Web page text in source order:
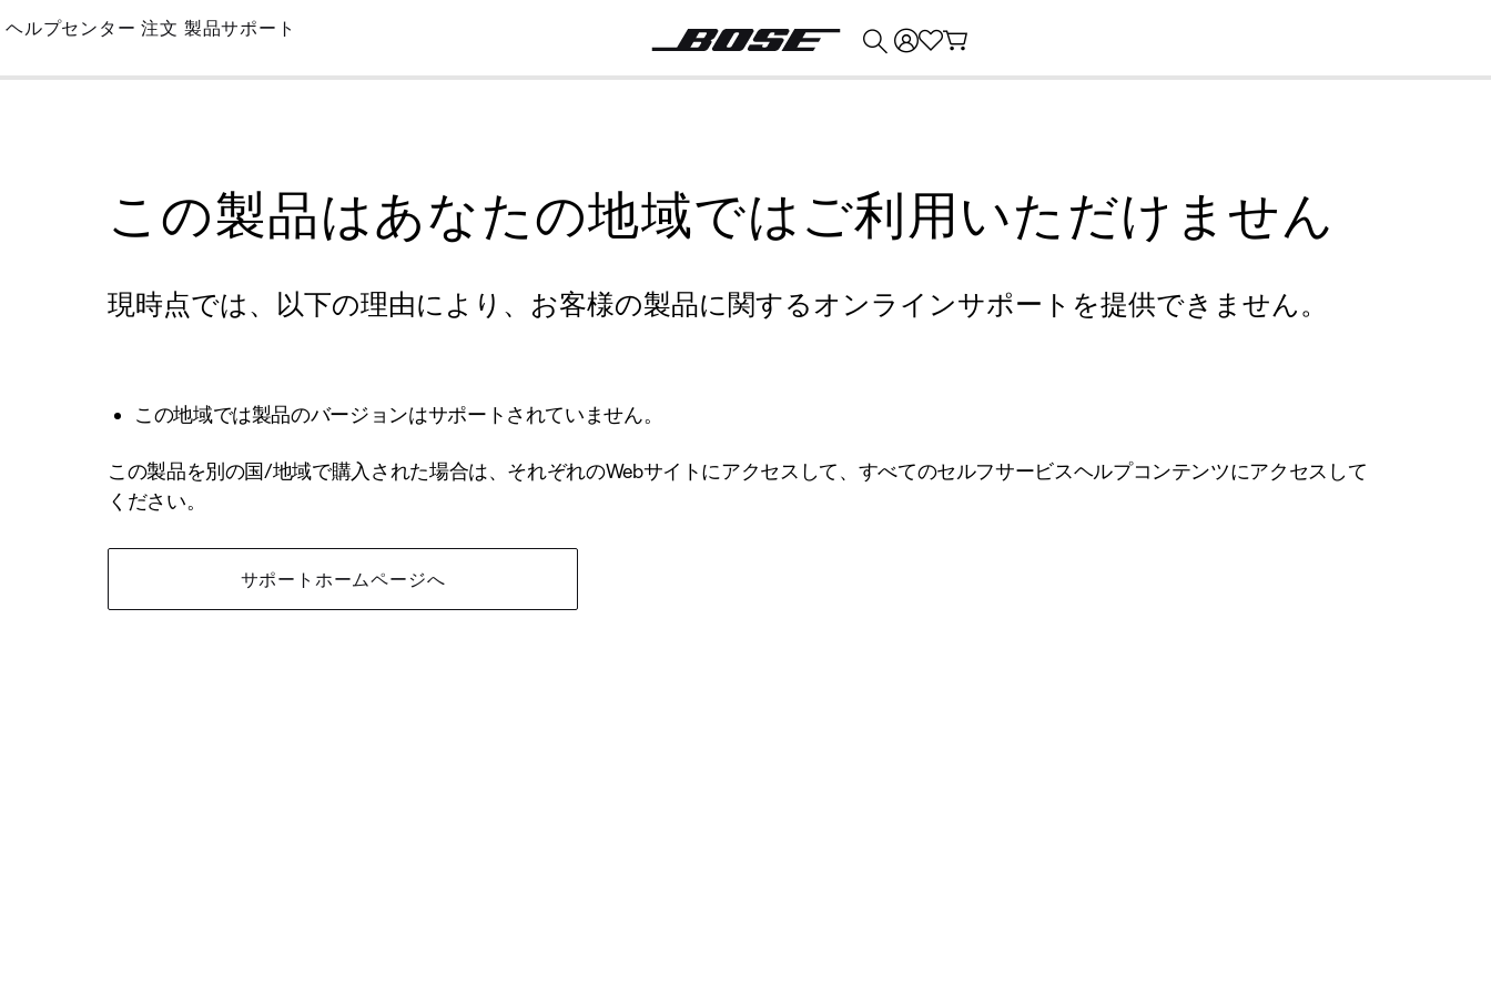
Skip
Main
ヘルプセンター 注文 製品サポート
この製品はあなたの地域ではご利用いただけません
現時点では、以下の理由により、お客様の製品に関するオンラインサポートを提供できません。
この地域では製品のバージョンはサポートされていません。
この製品を別の国/地域で購入された場合は、それぞれのWebサイトにアクセスして、すべてのセルフサービスヘルプコンテンツにアクセスして
ください。
サポートホームページへ